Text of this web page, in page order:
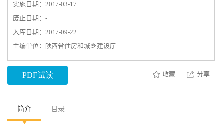
实施日期：2017-03-17
废止日期：-
入库日期：2017-09-22
主编单位：陕西省住房和城乡建设厅
PDF试读 收藏 分享
简介 目录